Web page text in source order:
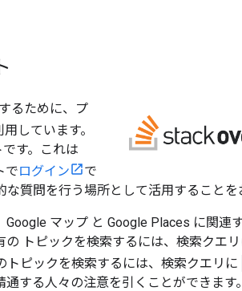
るために、プ
用しています。
す。これは
でログイン
で
質問を行う場所として活用することを
マップ と Google Places に関連
の トピックを検索するには、検索クエ
トピックを検索するには、検索クエリに
する人々の注意を引くことができます。